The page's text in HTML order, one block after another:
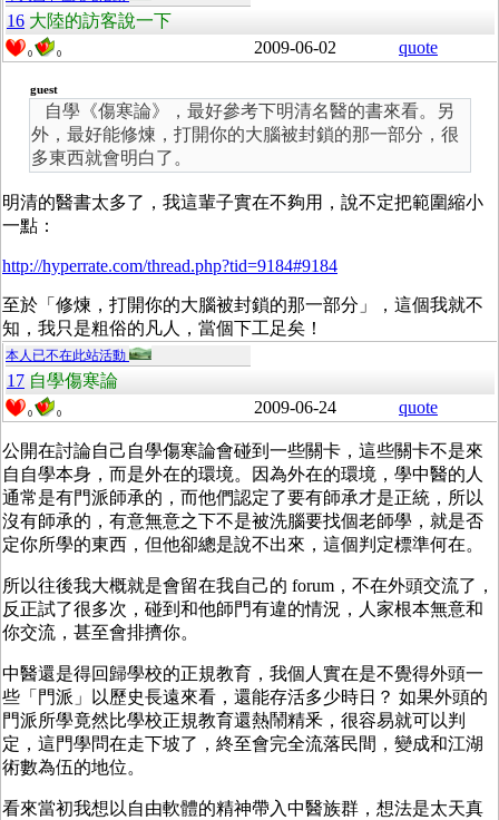
16 大陸的訪客說一下
0 0 2009-06-02 quote
guest
自學《傷寒論》，最好參考下明清名醫的書來看。另
外，最好能修煉，打開你的大腦被封鎖的那一部分，很
多東西就會明白了。
明清的醫書太多了，我這輩子實在不夠用，說不定把範圍縮小
一點：
http://hyperrate.com/thread.php?tid=9184#9184
至於「修煉，打開你的大腦被封鎖的那一部分」，這個我就不
知，我只是粗俗的凡人，當個下工足矣！
本人已不在此站活動
17 自學傷寒論
0 0 2009-06-24 quote
公開在討論自己自學傷寒論會碰到一些關卡，這些關卡不是來
自自學本身，而是外在的環境。因為外在的環境，學中醫的人
通常是有門派師承的，而他們認定了要有師承才是正統，所以
沒有師承的，有意無意之下不是被洗腦要找個老師學，就是否
定你所學的東西，但他卻總是說不出來，這個判定標準何在。
所以往後我大概就是會留在我自己的 forum，不在外頭交流了，
反正試了很多次，碰到和他師門有違的情況，人家根本無意和
你交流，甚至會排擠你。
中醫還是得回歸學校的正規教育，我個人實在是不覺得外頭一
些「門派」以歷史長遠來看，還能存活多少時日？ 如果外頭的
門派所學竟然比學校正規教育還熱鬧精釆，很容易就可以判
定，這門學問在走下坡了，終至會完全流落民間，變成和江湖
術數為伍的地位。
看來當初我想以自由軟體的精神帶入中醫族群，想法是太天真